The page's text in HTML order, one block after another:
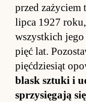
przed
lipca 1927
wszyst­kich
pięć lat.
pięć­dzie­siąt
blask sztuki i
sprzysię­gają